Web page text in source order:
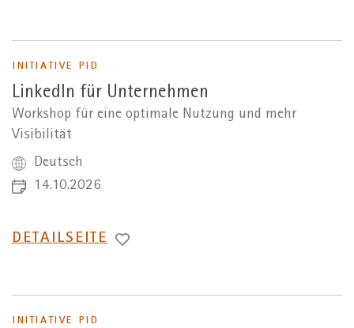
INITIATIVE PID
LinkedIn für Unternehmen
Workshop für eine optimale Nutzung und mehr
Visibilität
Deutsch
14.10.2026
WECHSEL
DETAILSEITE
INITIATIVE PID